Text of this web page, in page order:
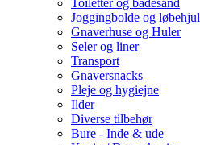
Joggingbolde og løbehjul
Gnaverhuse og Huler
Seler og liner
Transport
Gnaversnacks
Pleje og hygiejne
Ilder
Diverse tilbehør
Bure - Inde & ude